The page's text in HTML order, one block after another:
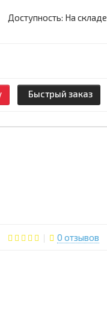
Доступность: На складе
Быстрый заказ
0 отзывов